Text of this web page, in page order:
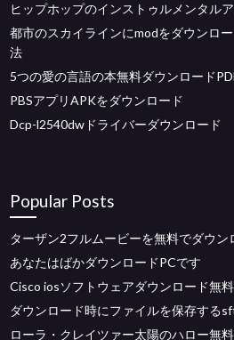
ヒップホップのインストゥルメンタル
都市のスカイラインにmodをダウンロ
法
5つの愛の言語の本無料ダウンロード
PBSアプリAPKをダウンロード
Dcp-l2540dwドライバーダウンロード
Popular Posts
ターザン2フルムービーを無料でダウン
あなたはばかダウンロードPCです
Cisco iosソフトウェアダウンロード無
ダウンロード時にファイルを保存する
ローラ・クレイツァー太陽のハロー無